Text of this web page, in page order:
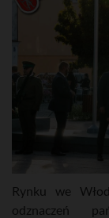
Rynku we
odznaczeń